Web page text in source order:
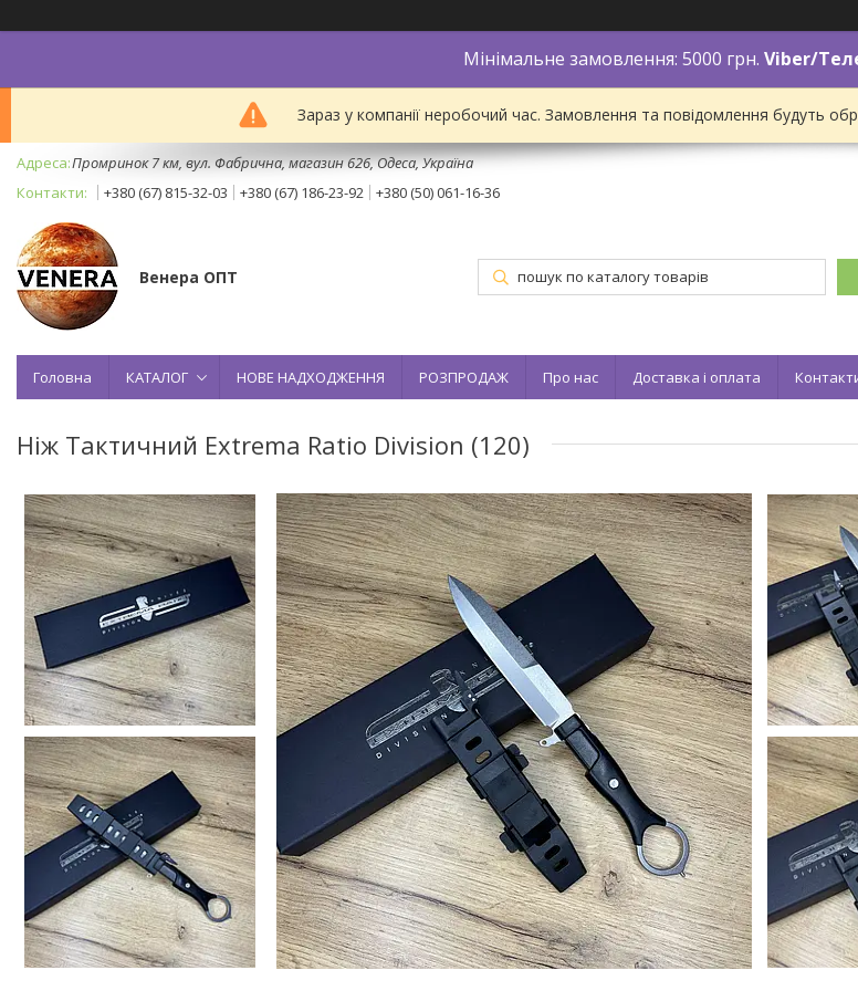
Мінімальне замовлення: 5000 грн. Viber/
Зараз у компанії неробочий час. Замовлення та повідомлення будуть
Промринок 7 км, вул. Фабрична, магазин 626, Одеса, Україна
+380 (67) 815-32-03
+380 (67) 186-23-92 +380 (50) 061-16-36
Венера ОПТ
Головна КАТАЛОГ НОВЕ НАДХОДЖЕННЯ РОЗПРОДАЖ Про нас Доставка і оплата
Ніж Тактичний Extrema Ratio Division (120)